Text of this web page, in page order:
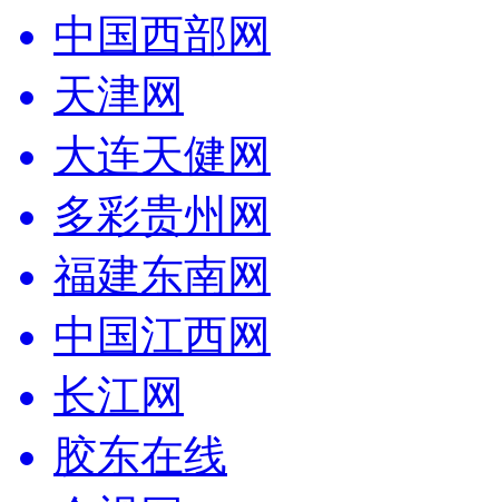
中国西部网
天津网
大连天健网
多彩贵州网
福建东南网
中国江西网
长江网
胶东在线